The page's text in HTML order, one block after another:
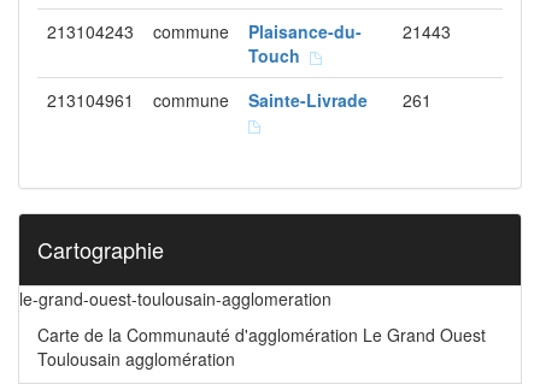
213104243
commune
Plaisance-du-
Touch
21443
213104961 commune Sainte-Livrade 261
Cartographie
le-grand-ouest-toulousain-agglomeration
Carte de la Communauté d'agglomération Le Grand Ouest
Toulousain agglomération